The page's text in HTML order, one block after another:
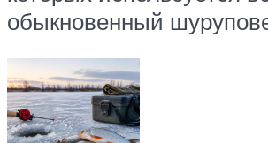
обыкновенный